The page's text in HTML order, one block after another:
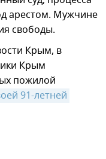
арестом. Мужчине
свободы.
Крым, в
Крым
пожилой
91-летней